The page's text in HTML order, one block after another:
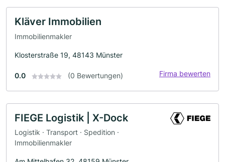
Kläver Immobilien
Immobilienmakler
Klosterstraße 19, 48143 Münster
0.0 (0 Bewertungen) Firma bewerten
FIEGE Logistik | X-Dock
Logistik · Transport · Spedition ·
Immobilienmakler